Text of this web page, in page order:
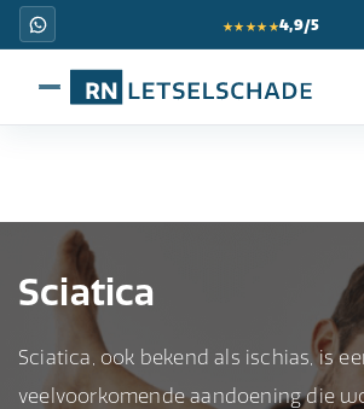
★★★★★4,9/5
Sciatica
Sciatica, ook bekend als ischias, is
veelvoorkomende aandoening die